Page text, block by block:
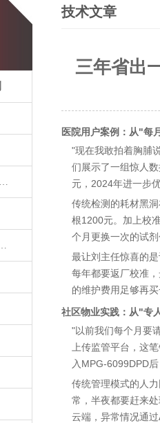
技术文章
三年省出
医院用户案例：从"每
"现在我敢拍着胸脯
们展示了一组惊人
元，2024年进一步
传统检测的耗材黑
根1200元。加上校
个月更换一次的试
最让刘主任惊喜的
每年都要返厂校准
的维护费用足够再
社区物业实践：从"专
"以前我们每个月要
上传监管平台，这
入MPG-6099DPD
传统管理模式的人
常，半夜都要赶来
云端，异常情况通